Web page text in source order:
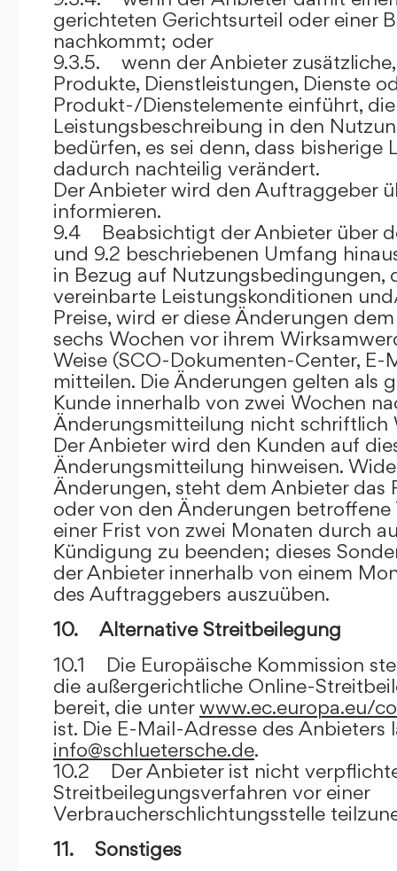
gerichteten Gerichtsurteil oder einer
nachkommt; oder
9.3.5. wenn der Anbieter
Produkte, Dienstleistungen, Dienste
Produkt-/Dienstelemente einführt,
Leistungsbeschreibung in den
bedürfen, es sei denn, dass bisherige
dadurch nachteilig verändert.
Der Anbieter wird den Auftraggeber
informieren.
9.4 Beabsichtigt der Anbieter über
und 9.2 beschriebenen Umfang
in Bezug auf Nutzungsbedingungen,
vereinbarte Leistungskonditionen
Preise, wird er diese Änderungen
sechs Wochen vor ihrem
Weise (SCO-Dokumenten-Center, E-
mitteilen. Die Änderungen gelten als
Kunde innerhalb von zwei Wochen
Änderungsmitteilung nicht schriftlich
Der Anbieter wird den Kunden auf
Änderungsmitteilung hinweisen.
Änderungen, steht dem Anbieter das
oder von den Änderungen betroffene
einer Frist von zwei Monaten durch
Kündigung zu beenden; dieses
der Anbieter innerhalb von einem
des Auftraggebers auszuüben.
10. Alternative Streitbeilegung
10.1 Die Europäische Kommission
die außergerichtliche Online-
bereit, die unterwww.ec.europa.eu/
ist. Die E-Mail-Adresse des Anbieters
info@schluetersche.de.
10.2 Der Anbieter ist nicht
Streitbeilegungsverfahren vor einer
Verbraucherschlichtungsstelle
11. Sonstiges